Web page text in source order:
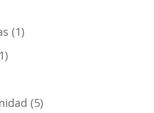
(1)
(5)